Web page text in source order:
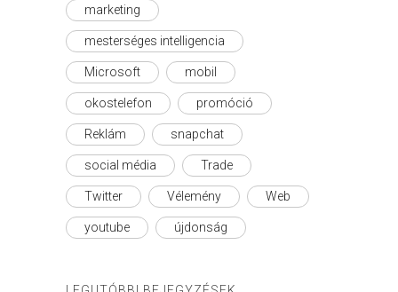
marketing
mesterséges intelligencia
Microsoft mobil
okostelefon promóció
Reklám snapchat
social média Trade
Twitter Vélemény Web
youtube újdonság